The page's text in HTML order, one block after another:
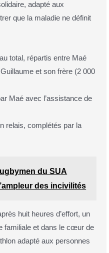
adapté aux
que la maladie ne définit
total, répartis entre Maé
et son frère (2 000
Maé avec l’assistance de
relais, complétés par la
du SUA
des incivilités
huit heures d’effort, un
familiale et dans le cœur de
adapté aux personnes